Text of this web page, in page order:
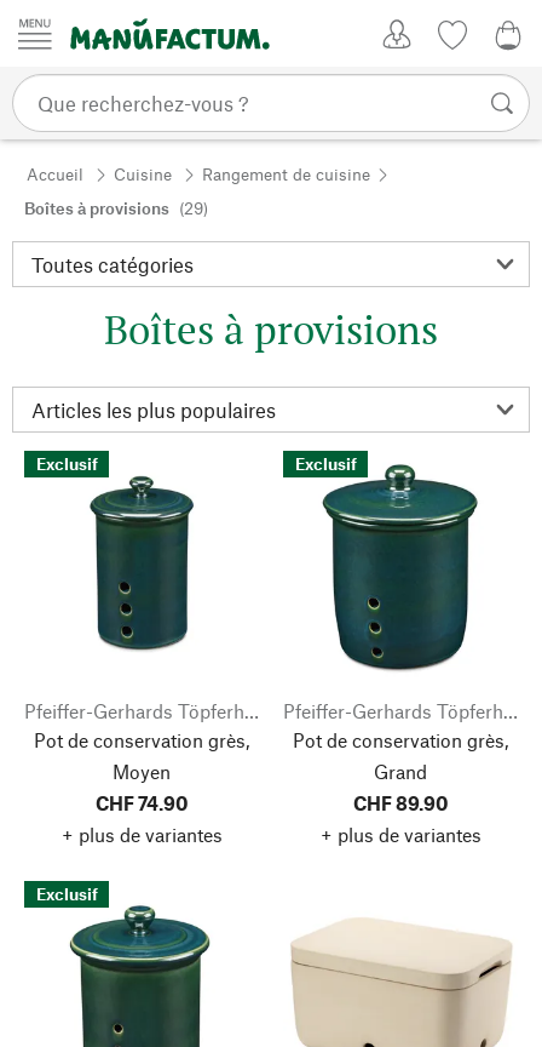
Passer au contenu
Accueil Cuisine
Rangement de cuisine
Boîtes à provisions (29)
Boîtes à provisions
Exclusif
Pfeiffer-Gerhards Töpferhof
Pot de conservation grès,
Moyen
CHF 74.90
+ plus de variantes
Exclusif
Pfeiffer-Gerhards Töpferhof
Pot de conservation grès,
Grand
CHF 89.90
+ plus de variantes
Exclusif